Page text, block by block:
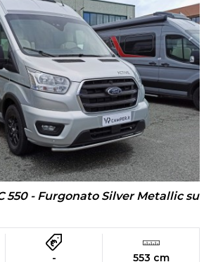
550 - Furgonato Silver Metallic su
- 553 cm